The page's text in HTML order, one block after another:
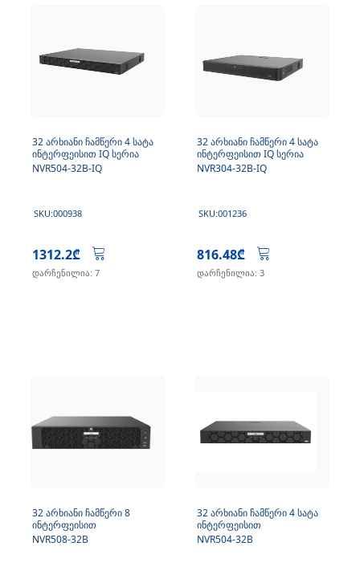
32 არხიანი ჩამწერი 4 სატა
ინტერფეისით IQ სერია
NVR504-32B-IQ
SKU:000938
1312.2₾
დარჩენილია: 7
32 არხიანი ჩამწერი 4 სატა
ინტერფეისით IQ სერია
NVR304-32B-IQ
SKU:001236
816.48₾
დარჩენილია: 3
32 არხიანი ჩამწერი 8
ინტერფეისით
NVR508-32B
32 არხიანი ჩამწერი 4 სატა
ინტერფეისით
NVR504-32B